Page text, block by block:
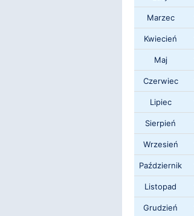
Marzec
Kwiecień
Maj
Czerwiec
Lipiec
Sierpień
Wrzesień
Październik
Listopad
Grudzień